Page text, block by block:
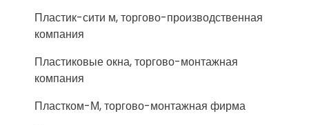
Пластик-сити м, торгово-производственная
компания
Пластиковые окна, торгово-монтажная
компания
Пластком-М, торгово-монтажная фирма